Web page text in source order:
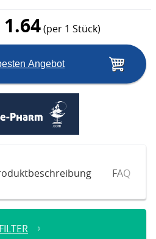
1.64(per 1 Stück)
Angebot
FAQ
FILTER